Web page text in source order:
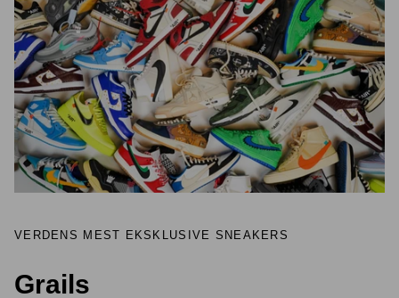
VERDENS MEST EKSKLUSIVE SNEAKERS
Grails